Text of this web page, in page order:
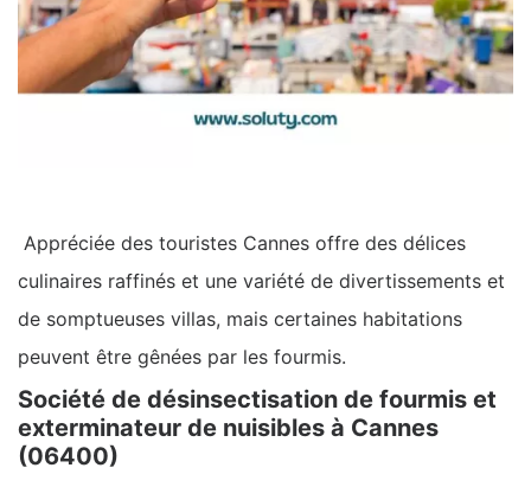
Appréciée des touristes Cannes offre des délices
culinaires raffinés et une variété de divertissements et
de somptueuses villas, mais certaines habitations
peuvent être gênées par les fourmis.
Société de désinsectisation de fourmis et
exterminateur de nuisibles à Cannes
(06400)